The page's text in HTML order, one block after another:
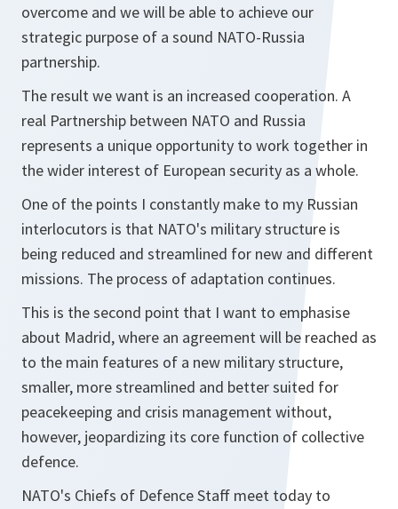
overcome and we will be able to achieve our
strategic purpose of a sound NATO-Russia
partnership.
The result we want is an increased cooperation. A
real Partnership between NATO and Russia
represents a unique opportunity to work together in
the wider interest of European security as a whole.
One of the points I constantly make to my Russian
interlocutors is that NATO's military structure is
being reduced and streamlined for new and different
missions. The process of adaptation continues.
This is the second point that I want to emphasise
about Madrid, where an agreement will be reached as
to the main features of a new military structure,
smaller, more streamlined and better suited for
peacekeeping and crisis management without,
however, jeopardizing its core function of collective
defence.
NATO's Chiefs of Defence Staff meet today to